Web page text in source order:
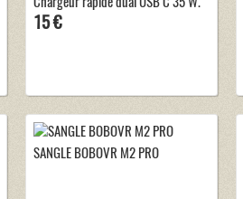
15 €
SANGLE BOBOVR M2 PRO